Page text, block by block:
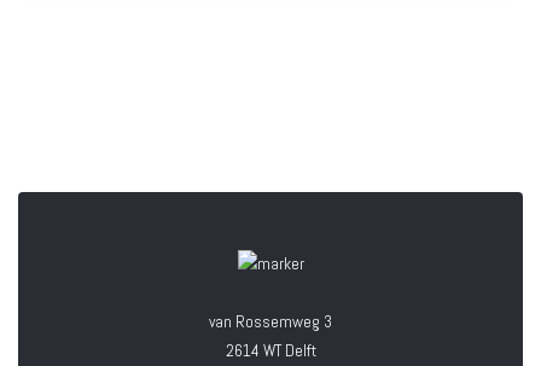
van Rossemweg 3
2614 WT Delft